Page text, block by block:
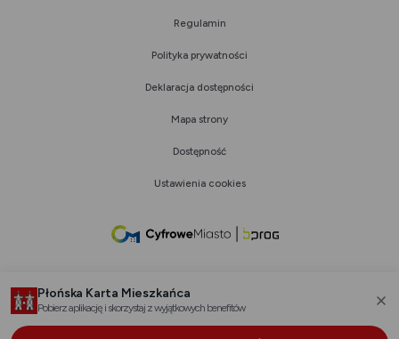
Regulamin
Polityka prywatności
Deklaracja dostępności
Mapa strony
Dostępność
Ustawienia cookies
link
nowej
Płońska Karta Mieszkańca
Pobierz aplikację i skorzystaj z wyjątkowych benefitów